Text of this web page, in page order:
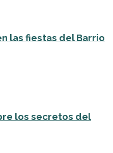
las fiestas del Barrio
los secretos del